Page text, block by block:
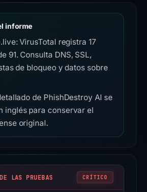
informe
VirusTotal registra 17
91. Consulta DNS, SSL,
de bloqueo y datos sobre
de PhishDestroy AI se
inglés para conservar el
original.
LAS PRUEBAS CRÍTICO